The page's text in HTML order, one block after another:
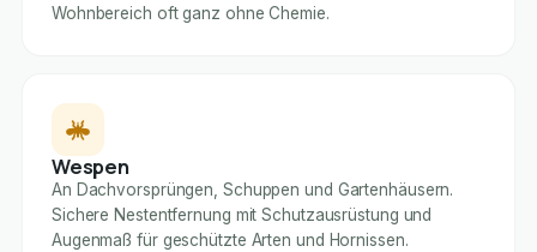
Wohnbereich oft ganz ohne Chemie.
Wespen
An Dachvorsprüngen, Schuppen und Gartenhäusern.
Sichere Nestentfernung mit Schutzausrüstung und
Augenmaß für geschützte Arten und Hornissen.